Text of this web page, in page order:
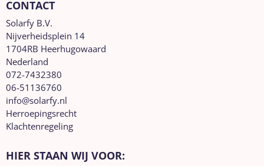
CONTACT
Solarfy B.V.
Nijverheidsplein 14
1704RB Heerhugowaard
Nederland
072-7432380
06-51136760
info@solarfy.nl
Herroepingsrecht
Klachtenregeling
HIER STAAN WIJ VOOR: